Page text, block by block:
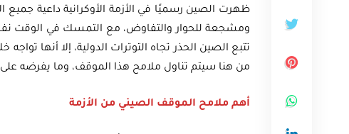
ظهرت الصين رسميًا في الأزمة الأوكرانية داعية جميع
ومشجعة للحوار والتفاوض، مع التمسك في الوقت
تتبع الصين الحذر تجاه التوترات الدولية، إلا أنها
من هنا سيتم تناول ملامح هذا الموقف، وما يفرضه
أهم ملامح الموقف الصيني من الأزمة
أوراق بحثية
ورقة بحثية – الطاقة المتجددة
أمن الطاقة المصري
EGP 35.00
العالمية